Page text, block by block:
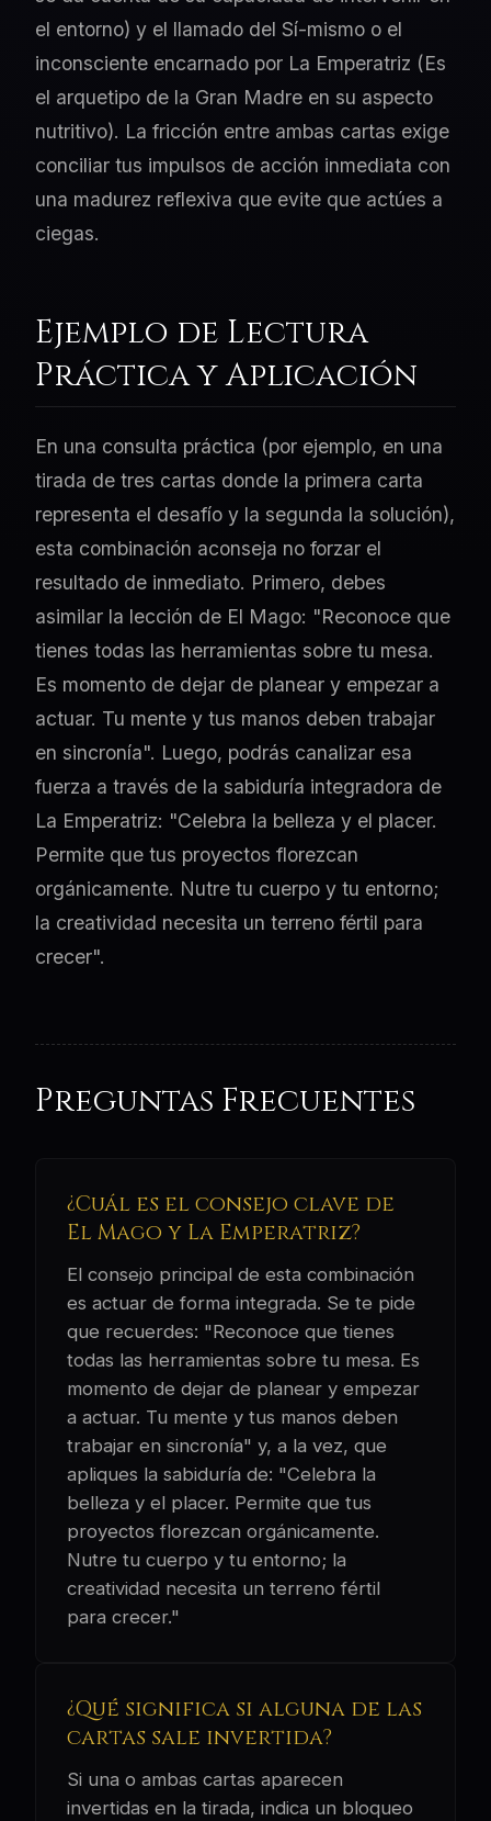
el entorno) y el llamado del Sí-mismo o el
inconsciente encarnado por La Emperatriz (Es
el arquetipo de la Gran Madre en su aspecto
nutritivo). La fricción entre ambas cartas exige
conciliar tus impulsos de acción inmediata con
una madurez reflexiva que evite que actúes a
ciegas.
Ejemplo de Lectura
Práctica y Aplicación
En una consulta práctica (por ejemplo, en una
tirada de tres cartas donde la primera carta
representa el desafío y la segunda la solución),
esta combinación aconseja no forzar el
resultado de inmediato. Primero, debes
asimilar la lección de El Mago: "Reconoce que
tienes todas las herramientas sobre tu mesa.
Es momento de dejar de planear y empezar a
actuar. Tu mente y tus manos deben trabajar
en sincronía". Luego, podrás canalizar esa
fuerza a través de la sabiduría integradora de
La Emperatriz: "Celebra la belleza y el placer.
Permite que tus proyectos florezcan
orgánicamente. Nutre tu cuerpo y tu entorno;
la creatividad necesita un terreno fértil para
crecer".
Preguntas Frecuentes
¿Cuál es el consejo clave de
El Mago y La Emperatriz?
El consejo principal de esta combinación
es actuar de forma integrada. Se te pide
que recuerdes: "Reconoce que tienes
todas las herramientas sobre tu mesa. Es
momento de dejar de planear y empezar
a actuar. Tu mente y tus manos deben
trabajar en sincronía" y, a la vez, que
apliques la sabiduría de: "Celebra la
belleza y el placer. Permite que tus
proyectos florezcan orgánicamente.
Nutre tu cuerpo y tu entorno; la
creatividad necesita un terreno fértil
para crecer."
¿Qué significa si alguna de las
cartas sale invertida?
Si una o ambas cartas aparecen
invertidas en la tirada, indica un bloqueo